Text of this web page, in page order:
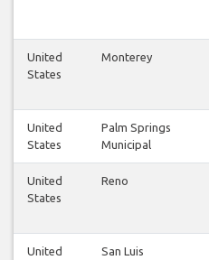
United
States
Monterey
United
States
Palm Springs
Municipal
United
States
Reno
United
San Luis